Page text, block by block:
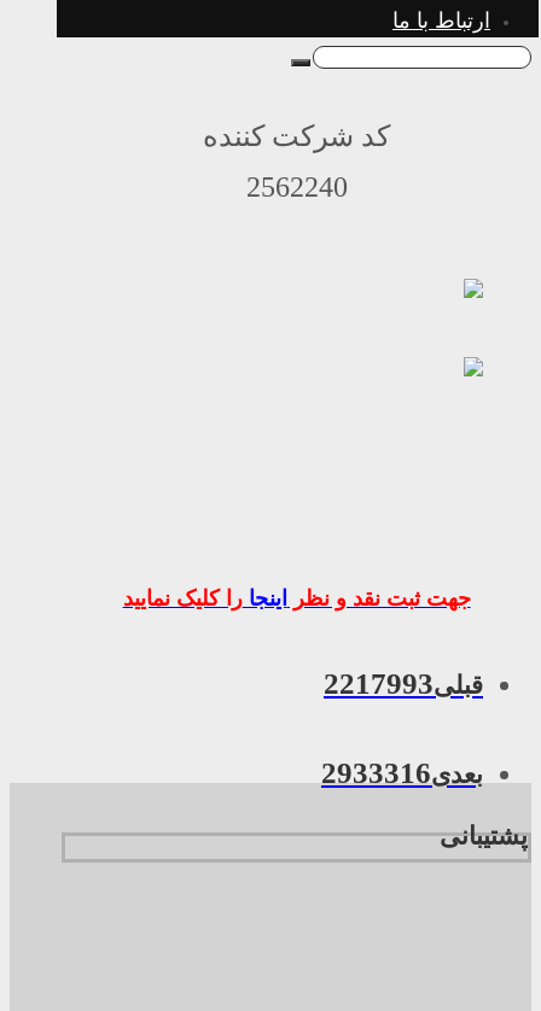
ارتباط با ما
کد شرکت کننده
2562240
جهت ثبت نقد و نظر اینجارا کلیک نمایید
قبلی2217993
بعدی2933316
پشتیبانی